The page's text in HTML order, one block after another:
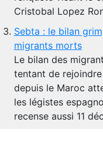
Cristobal Lopez
Sebta : le bilan
migrants morts
Le bilan des
tentant de
depuis le Maroc
les légistes
recense aussi 11